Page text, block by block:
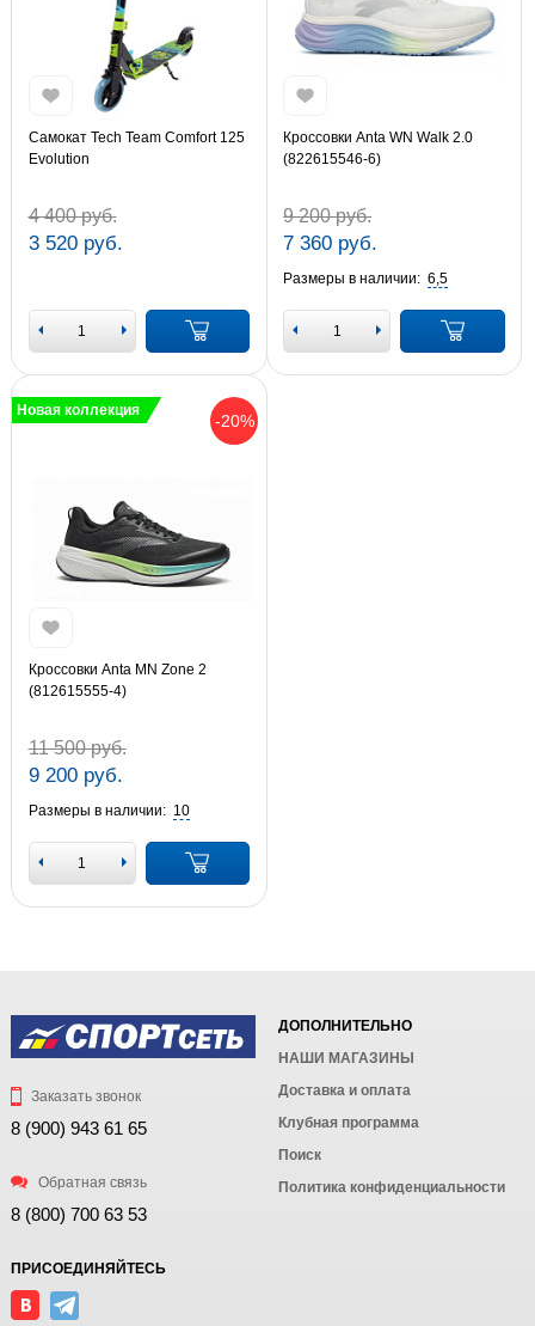
Самокат Tech Team Comfort 125
Evolution
4 400 руб.
3 520 руб.
Кроссовки Anta WN Walk 2.0
(822615546-6)
9 200 руб.
7 360 руб.
Размеры в наличии: 6,5
-20%
Новая коллекция
Кроссовки Anta MN Zone 2
(812615555-4)
11 500 руб.
9 200 руб.
Размеры в наличии: 10
Заказать звонок
8 (900) 943 61 65
Обратная связь
8 (800) 700 63 53
ДОПОЛНИТЕЛЬНО
НАШИ МАГАЗИНЫ
Доставка и оплата
Клубная программа
Поиск
Политика конфиденциальности
ПРИСОЕДИНЯЙТЕСЬ